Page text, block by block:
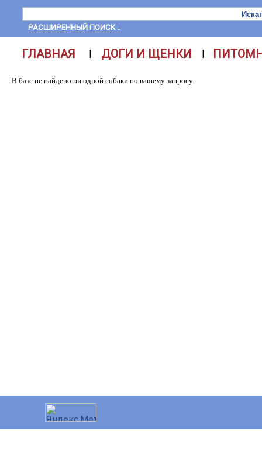
РАСШИРЕННЫЙ ПОИСК ↓
ГЛАВНАЯ | ДОГИ И ЩЕНКИ |
В базе не найдено ни одной собаки по вашему запросу.